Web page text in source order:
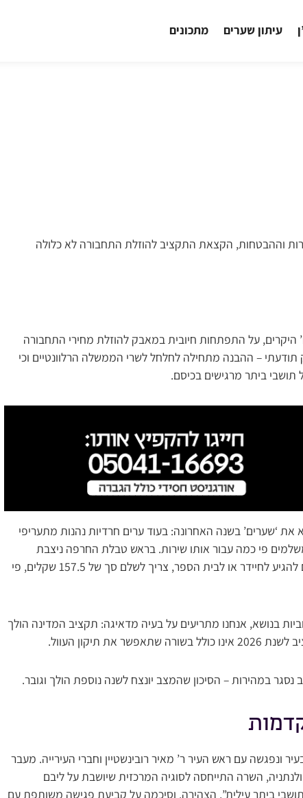
עיתון שערים מתכונים
וההבטחות, הקצאת התקציב להוזלת התחבורה לא כלולה
היקרים, על התפתחות חיובית במאבק להוזלת מחירי התחבורה
– ההבנה מתחילה לחלחל לשרי הממשלה הרלוונטיים וכי
תושבי ביתר מרגישים בכיסם.
‘שערים’ בשנה האחרונה: בעוד ערים חרדיות נהנות מתעריפי
פי כמה עבור אותו שירות. בראש טבלת החרפה ניצבת
העובדה שכרטיס חופשי חודשי לילד או ילדה שצריכים להגיע לחיידר או לבית הספר, צריך לשלם סך של 157.5 שקלים, פי
בנושא, אנחנו מתריעים על בעיה מדאיגה: תקציב המדינה הולך
תיקון העוול.
במהירות – הסיכון שהמצב יונצח לשנה נוספת הולך וגובר.
ונפגשה עם ראש העיר ר’ מאיר רובינשטיין וחברי העירייה. מעבר
חדשים לחיפה ולנתניה, השרה התייחסה לסוגיה המרכזית שיושבת על ליבם
ביתר עילית”, הצהירה, וסיכמה על קביעת פגישה משותפת עם